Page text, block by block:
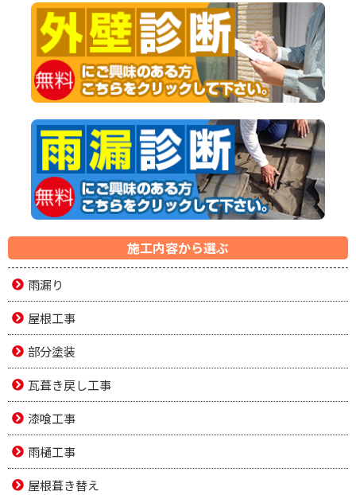
施工内容から選ぶ
雨漏り
屋根工事
部分塗装
瓦葺き戻し工事
漆喰工事
雨樋工事
屋根葺き替え